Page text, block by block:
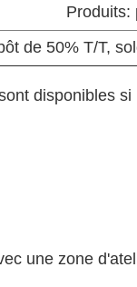
Produits:
de 50% T/T,
disponibles si
une zone